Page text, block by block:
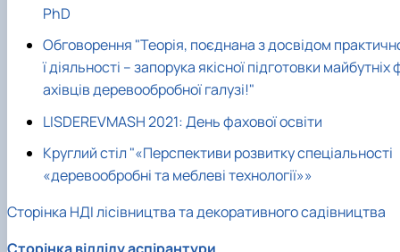
PhD
Обговорення "Теорія, поєднана з досвідом
ї діяльності – запорука якісної підготовки майбутніх
ахівців деревообробної галузі!"
LISDEREVMASH 2021: День фахової освіти
Круглий стіл "«Перспективи розвитку спеціальності
«деревообробні та меблеві технології»»
Сторінка НДІ лісівництва та декоративного садівництва